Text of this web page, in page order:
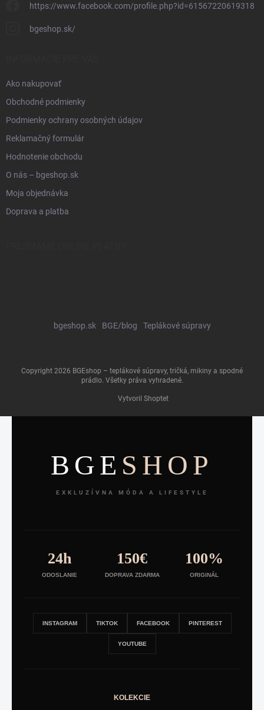
https://www.facebook.com/profile.php?id=61567220619318
bgeshop.sk/
Ako nakupovať
Obchodné podmienky
Podmienky ochrany osobných údajov
Reklamačný formulár
Hodnotenie obchodu
O nás – bgeshop.sk
Moja objednávka
Doprava a platba
bgeshop.sk BGE/blog Teplákové súpravy
Vytvoril Shoptet
Copyright 2026 BGEshop – teplákové súpravy, tričká, mikiny a spodné
prádlo. Všetky práva vyhradené.
BGE SHOP
EXKLUZÍVNA MÓDA A LIFESTYLE
24h
ODOSLANIE
150€
DOPRAVA ZDARMA
100%
ORIGINÁL
INSTAGRAM TIKTOK FACEBOOK PINTEREST
YOUTUBE
KOLEKCIE